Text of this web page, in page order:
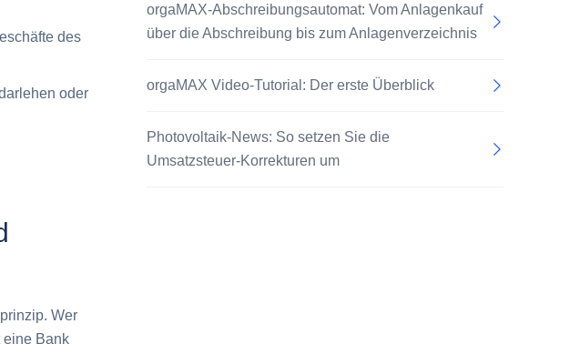
des
oder
Wer
eine Bank
orgaMAX-Abschreibungsautomat: Vom Anlagenkauf
über die Abschreibung bis zum Anlagenverzeichnis
orgaMAX Video-Tutorial: Der erste Überblick
Photovoltaik-News: So setzen Sie die
Umsatzsteuer-Korrekturen um